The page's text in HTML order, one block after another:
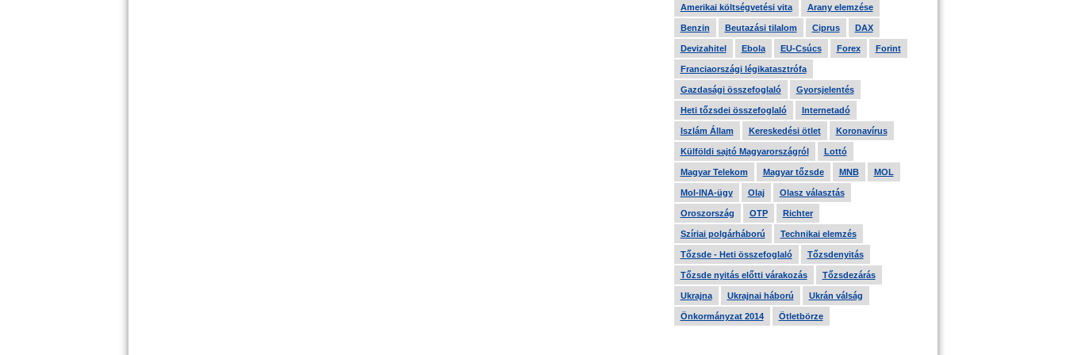
Amerikai költségvetési vita Arany elemzése
Benzin Beutazási tilalom Ciprus DAX
Devizahitel Ebola EU-Csúcs Forex Forint
Franciaországi légikatasztrófa
Gazdasági összefoglaló Gyorsjelentés
Heti tőzsdei összefoglaló Internetadó
Iszlám Állam Kereskedési ötlet Koronavírus
Külföldi sajtó Magyarországról Lottó
Magyar Telekom Magyar tőzsde MNB MOL
Mol-INA-ügy Olaj Olasz választás
Oroszország OTP Richter
Szíriai polgárháború Technikai elemzés
Tőzsde - Heti összefoglaló Tőzsdenyitás
Tőzsde nyitás előtti várakozás Tőzsdezárás
Ukrajna Ukrajnai háború Ukrán válság
Önkormányzat 2014 Ötletbörze